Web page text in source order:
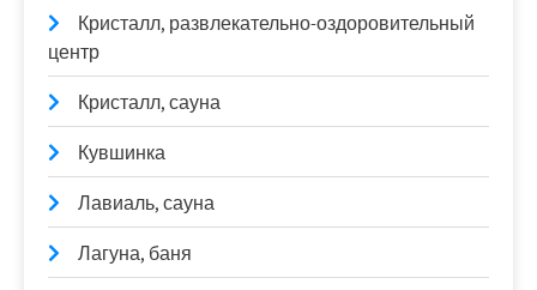
Кристалл, развлекательно-оздоровительный
центр
Кристалл, сауна
Кувшинка
Лавиаль, сауна
Лагуна, баня